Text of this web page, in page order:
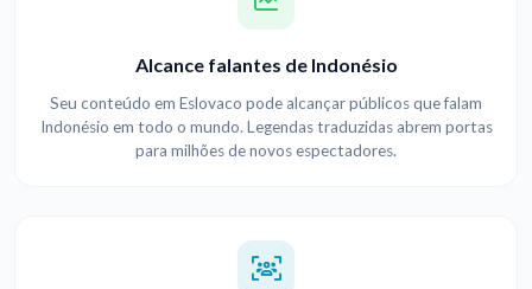
Alcance falantes de Indonésio
Seu conteúdo em Eslovaco pode alcançar públicos que falam
Indonésio em todo o mundo. Legendas traduzidas abrem portas
para milhões de novos espectadores.